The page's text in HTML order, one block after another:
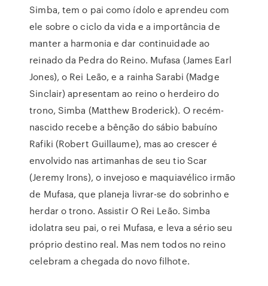
Simba, tem o pai como ídolo e aprendeu com
ele sobre o ciclo da vida e a importância de
manter a harmonia e dar continuidade ao
reinado da Pedra do Reino. Mufasa (James Earl
Jones), o Rei Leão, e a rainha Sarabi (Madge
Sinclair) apresentam ao reino o herdeiro do
trono, Simba (Matthew Broderick). O recém-
nascido recebe a bênção do sábio babuíno
Rafiki (Robert Guillaume), mas ao crescer é
envolvido nas artimanhas de seu tio Scar
(Jeremy Irons), o invejoso e maquiavélico irmão
de Mufasa, que planeja livrar-se do sobrinho e
herdar o trono. Assistir O Rei Leão. Simba
idolatra seu pai, o rei Mufasa, e leva a sério seu
próprio destino real. Mas nem todos no reino
celebram a chegada do novo filhote.